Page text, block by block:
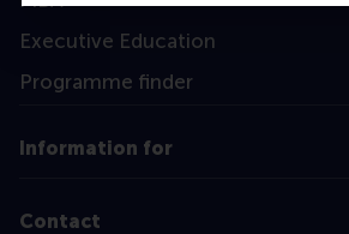
Executive Education
Programme finder
Information for
Contact